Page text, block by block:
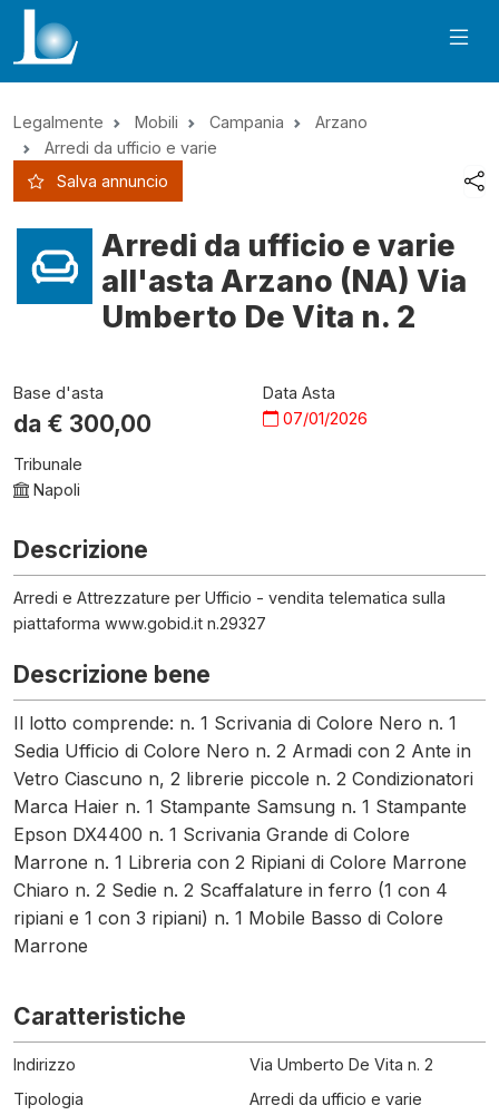
Legalmente Mobili Campania
Arzano
Arredi da ufficio e varie
Salva annuncio
Arredi da ufficio e varie
all'asta Arzano (NA) Via
Umberto De Vita n. 2
Base d'asta
da € 300,00
Data Asta
07/01/2026
Tribunale
Napoli
Descrizione
Arredi e Attrezzature per Ufficio - vendita telematica sulla
piattaforma www.gobid.it n.29327
Descrizione bene
Il lotto comprende: n. 1 Scrivania di Colore Nero n. 1
Sedia Ufficio di Colore Nero n. 2 Armadi con 2 Ante in
Vetro Ciascuno n, 2 librerie piccole n. 2 Condizionatori
Marca Haier n. 1 Stampante Samsung n. 1 Stampante
Epson DX4400 n. 1 Scrivania Grande di Colore
Marrone n. 1 Libreria con 2 Ripiani di Colore Marrone
Chiaro n. 2 Sedie n. 2 Scaffalature in ferro (1 con 4
ripiani e 1 con 3 ripiani) n. 1 Mobile Basso di Colore
Marrone
Caratteristiche
Indirizzo
Via Umberto De Vita n. 2
Tipologia
Arredi da ufficio e varie